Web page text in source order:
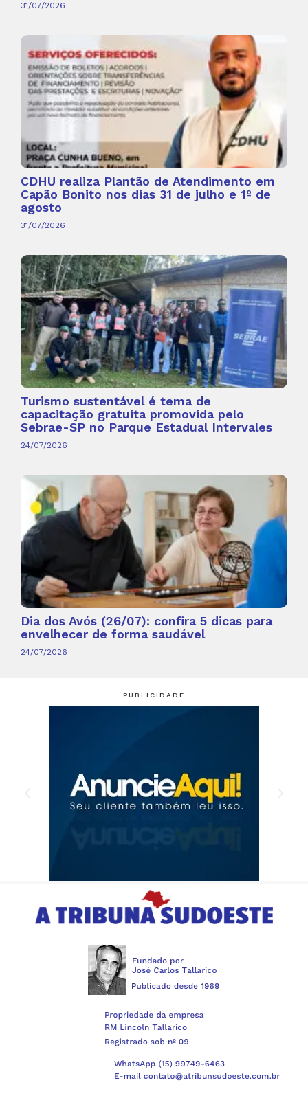
31/07/2026
CDHU realiza Plantão de Atendimento em
Capão Bonito nos dias 31 de julho e 1º de
agosto
31/07/2026
Turismo sustentável é tema de
capacitação gratuita promovida pelo
Sebrae-SP no Parque Estadual Intervales
24/07/2026
Dia dos Avós (26/07): confira 5 dicas para
envelhecer de forma saudável
24/07/2026
PUBLICIDADE